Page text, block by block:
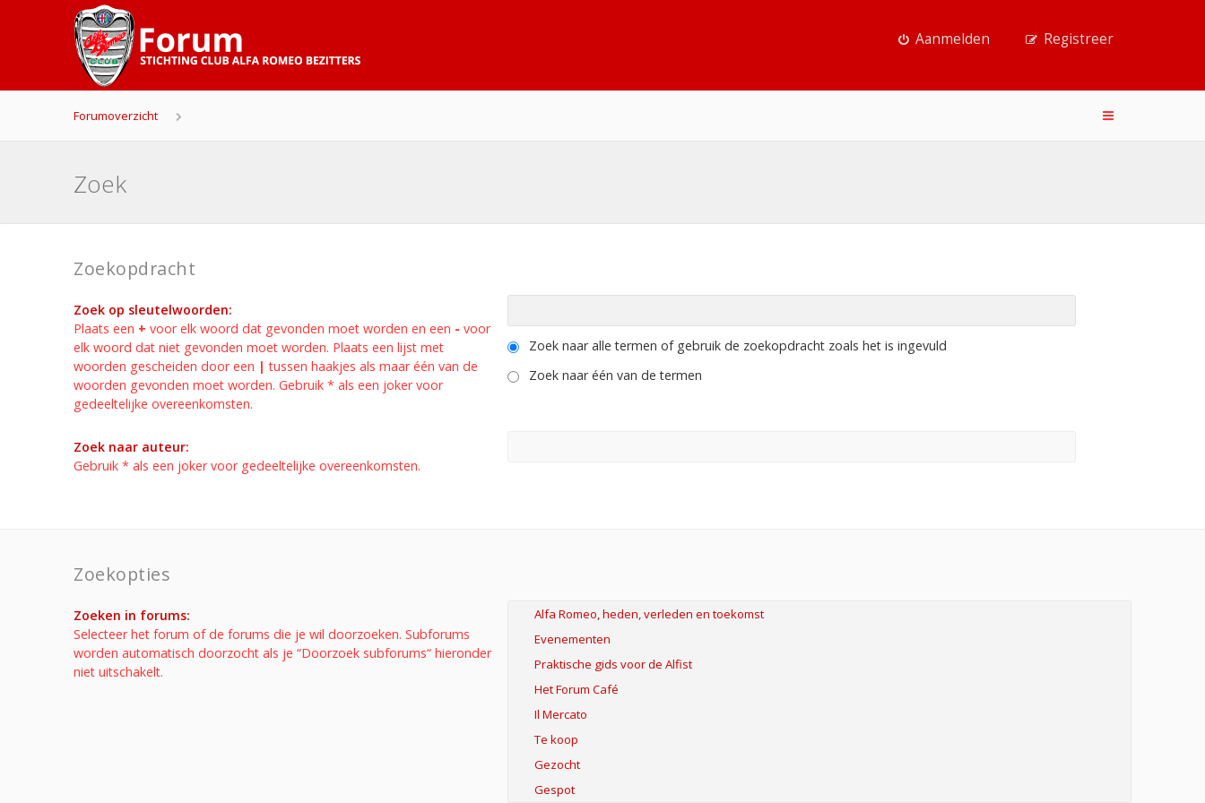
Aanmelden Registreer
Forumoverzicht
Zoek
Zoekopdracht
Zoek op sleutelwoorden:
Plaats een + voor elk woord dat gevonden moet worden en een - voor
elk woord dat niet gevonden moet worden. Plaats een lijst met
woorden gescheiden door een | tussen haakjes als maar één van de
woorden gevonden moet worden. Gebruik * als een joker voor
gedeeltelijke overeenkomsten.
Zoek naar alle termen of gebruik de zoekopdracht zoals het is ingevuld
Zoek naar één van de termen
Zoek naar auteur:
Gebruik * als een joker voor gedeeltelijke overeenkomsten.
Zoekopties
Zoeken in forums:
Selecteer het forum of de forums die je wil doorzoeken. Subforums
worden automatisch doorzocht als je “Doorzoek subforums“ hieronder
niet uitschakelt.